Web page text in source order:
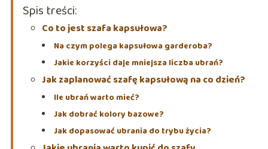
Spis treści:
Co to jest szafa kapsułowa?
Na czym polega kapsułowa garderoba?
Jakie korzyści daje mniejsza liczba ubrań?
Jak zaplanować szafę kapsułową na co dzień?
Ile ubrań warto mieć?
Jak dobrać kolory bazowe?
Jak dopasować ubrania do trybu życia?